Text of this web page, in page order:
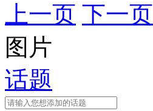
上一页 下一页
图片
话题